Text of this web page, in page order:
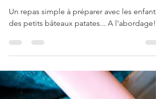
Bâteaux patate
des petits bâteaux patates... A